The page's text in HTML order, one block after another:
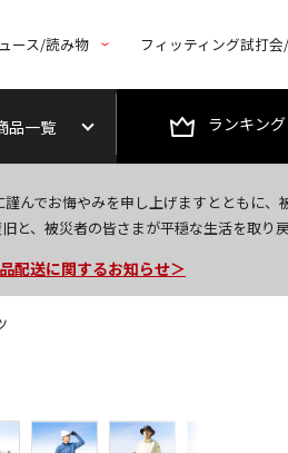
ース/読み物 フィッティング試打
品一覧 ランキング
んでお悔やみを申し上げますとともに、
と、被災者の皆さまが平穏な生活を取り
新規会員登録で1,000円OFFクーポン
休暇中のご注文・発送・お問い合わせ